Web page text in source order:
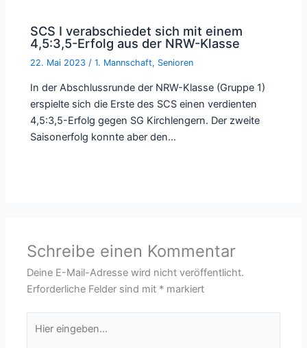
SCS I verabschiedet sich mit einem
4,5:3,5-Erfolg aus der NRW-Klasse
22. Mai 2023 /1. Mannschaft, Senioren
In der Abschlussrunde der NRW-Klasse (Gruppe 1)
erspielte sich die Erste des SCS einen verdienten
4,5:3,5-Erfolg gegen SG Kirchlengern. Der zweite
Saisonerfolg konnte aber den…
Schreibe einen Kommentar
Deine E-Mail-Adresse wird nicht veröffentlicht.
Erforderliche Felder sind mit * markiert
eingeben…